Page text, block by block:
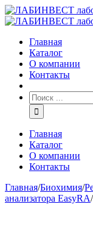
Главная
Каталог
О компании
Контакты
Главная
Каталог
О компании
Контакты
Главная/Биохимия/
анализатора EasyRA/